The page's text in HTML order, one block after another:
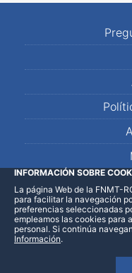
LinkedInFacebook
INFORMACIÓN SOBRE
La página Web de la FNMT-
para facilitar la navegación
preferencias seleccionadas
empleamos las cookies para
personal. Si continúa
Información.